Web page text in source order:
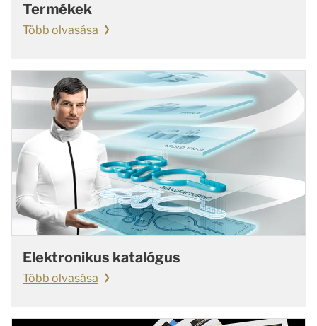
Termékek
Több olvasása
Elektronikus katalógus
Több olvasása